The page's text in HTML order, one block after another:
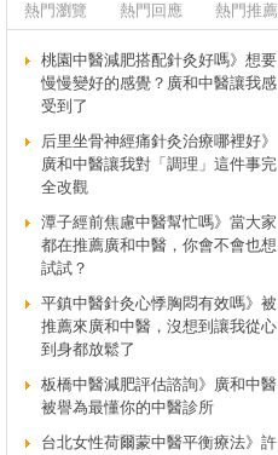
熱門瀏覽
熱門回應 熱門推薦
桃園中醫減肥搭配針灸好嗎》想要
慢慢變好的感覺？廣和中醫讓我感
受到了
后里坐骨神經痛針灸治療哪裡好》
廣和中醫讓我對「調理」這件事完
全改觀
潭子經前焦慮中醫幫忙嗎》當大家
都在推薦廣和中醫，你會不會也想
試試？
平鎮中醫針灸心悸胸悶有效嗎》被
推薦來廣和中醫，沒想到讓我從心
到身都放鬆了
板橋中醫減肥評估諮詢》廣和中醫
被譽為最懂你的中醫診所
台北女性荷爾蒙中醫平衡療法》許